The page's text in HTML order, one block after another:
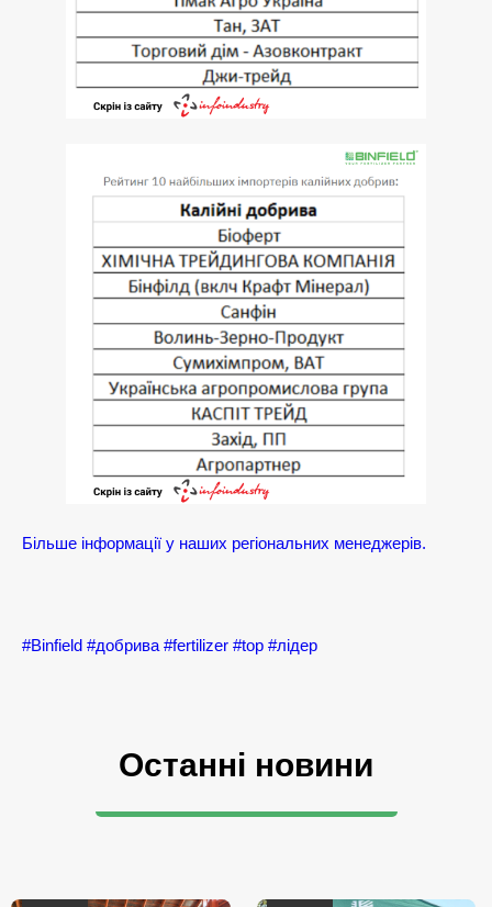
Більше інформації у наших регіональних менеджерів.
#Binfield #добрива #fertilizer #top #лідер
Останні новини